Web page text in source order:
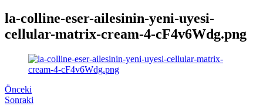
la-colline-eser-ailesinin-yeni-uyesi-
cellular-matrix-cream-4-cF4v6Wdg.png
Önceki
Sonraki